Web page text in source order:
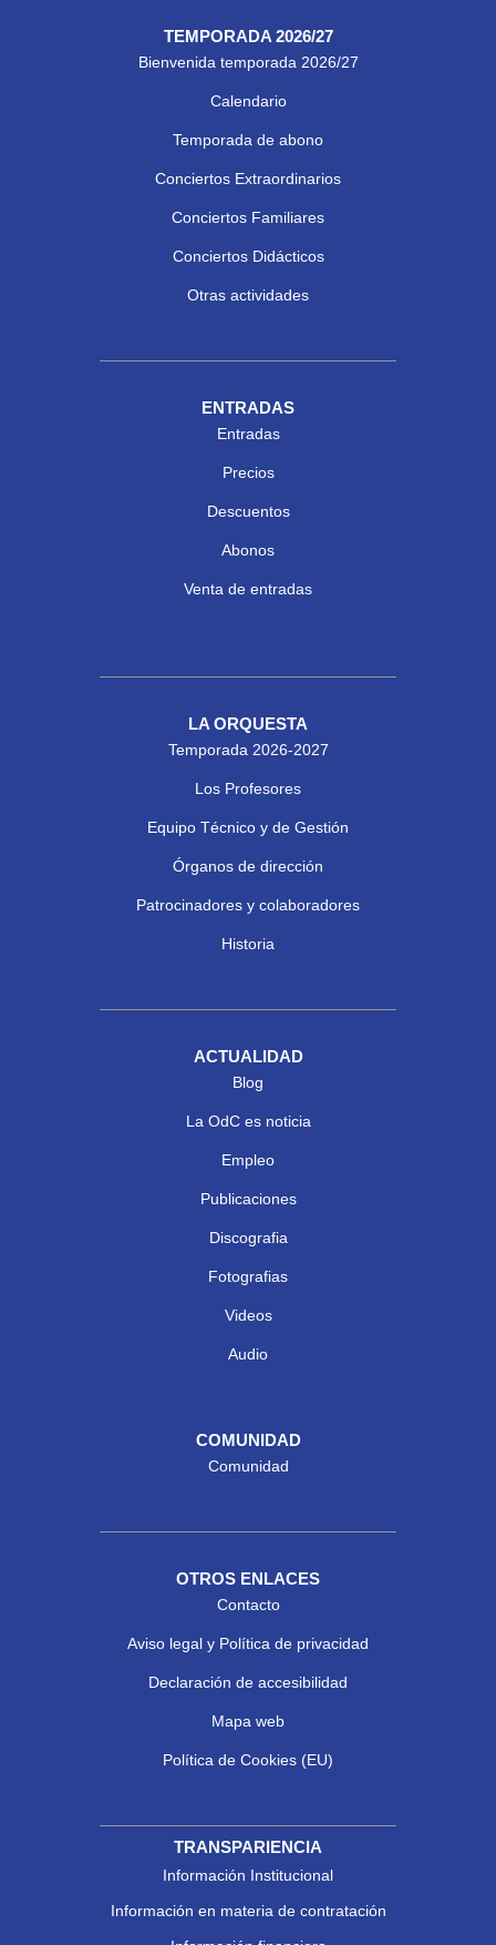
TEMPORADA 2026/27
Bienvenida temporada 2026/27
Calendario
Temporada de abono
Conciertos Extraordinarios
Conciertos Familiares
Conciertos Didácticos
Otras actividades
ENTRADAS
Entradas
Precios
Descuentos
Abonos
Venta de entradas
LA ORQUESTA
Temporada 2026-2027
Los Profesores
Equipo Técnico y de Gestión
Órganos de dirección
Patrocinadores y colaboradores
Historia
ACTUALIDAD
Blog
La OdC es noticia
Empleo
Publicaciones
Discografia
Fotografias
Videos
Audio
COMUNIDAD
Comunidad
OTROS ENLACES
Contacto
Aviso legal y Política de privacidad
Declaración de accesibilidad
Mapa web
Política de Cookies (EU)
TRANSPARIENCIA
Información Institucional
Información en materia de contratación